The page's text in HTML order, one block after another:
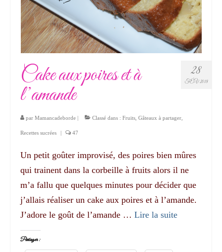
28
FÉV 2018
Cake aux poires et à
l’amande
par Mamancadeborde | Classé dans : Fruits Gâteaux à partager
Recettes sucrées | 47
Un petit goûter improvisé, des poires bien mûres
qui trainent dans la corbeille à fruits alors il ne
m’a fallu que quelques minutes pour décider que
j’allais réaliser un cake aux poires et à l’amande.
J’adore le goût de l’amande … Lire la suite­­
Partager :